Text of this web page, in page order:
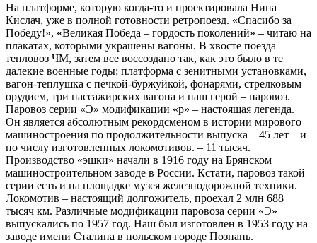
На платформе, которую когда-то и проектировала Нина
Кислач, уже в полной готовности ретропоезд. «Спасибо за
Победу!», «Великая Победа – гордость поколений» – читаю на
плакатах, которыми украшены вагоны. В хвосте поезда –
тепловоз ЧМ, затем все воссоздано так, как это было в те
далекие военные годы: платформа с зенитными установками,
вагон-теплушка с печкой-буржуйкой, фонарями, стрелковым
орудием, три пассажирских вагона и наш герой – паровоз.
Паровоз серии «Э» модификации «р» – настоящая легенда.
Он является абсолютным рекордсменом в истории мирового
машиностроения по продолжительности выпуска – 45 лет – и
по числу изготовленных локомотивов. – 11 тысяч.
Производство «эшки» начали в 1916 году на Брянском
машиностроительном заводе в России. Кстати, паровоз такой
серии есть и на площадке музея железнодорожной техники.
Локомотив – настоящий долгожитель, проехал 2 млн 688
тысяч км. Различные модификации паровоза серии «Э»
выпускались по 1957 год. Наш был изготовлен в 1953 году на
заводе имени Сталина в польском городе Познань.